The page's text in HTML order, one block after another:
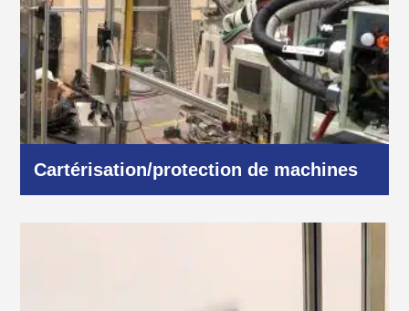
Cartérisation/protection de machines